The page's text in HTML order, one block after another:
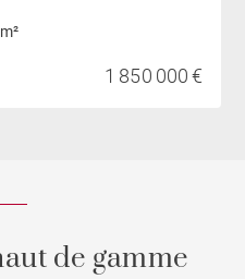
1 850 000 €
de gamme